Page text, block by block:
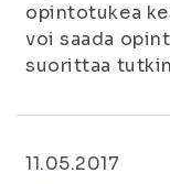
opintotukea
voi saada
suorittaa
11.05.2017